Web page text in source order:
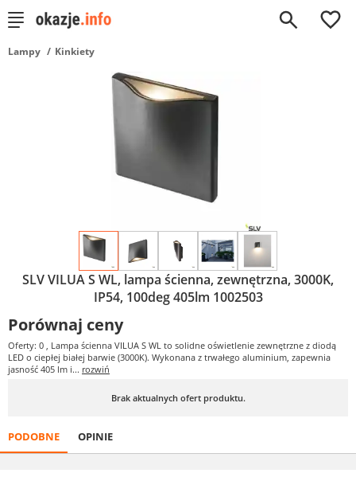
0
Lampy Kinkiety
SLV VILUA S WL, lampa ścienna, zewnętrzna, 3000K,
IP54, 100deg 405lm 1002503
Porównaj ceny
Oferty: 0 , Lampa ścienna VILUA S WL to solidne oświetlenie zewnętrzne z diodą
LED o ciepłej białej barwie (3000K). Wykonana z trwałego aluminium, zapewnia
jasność 405 lm i... rozwiń
Brak aktualnych ofert produktu.
PODOBNE OPINIE